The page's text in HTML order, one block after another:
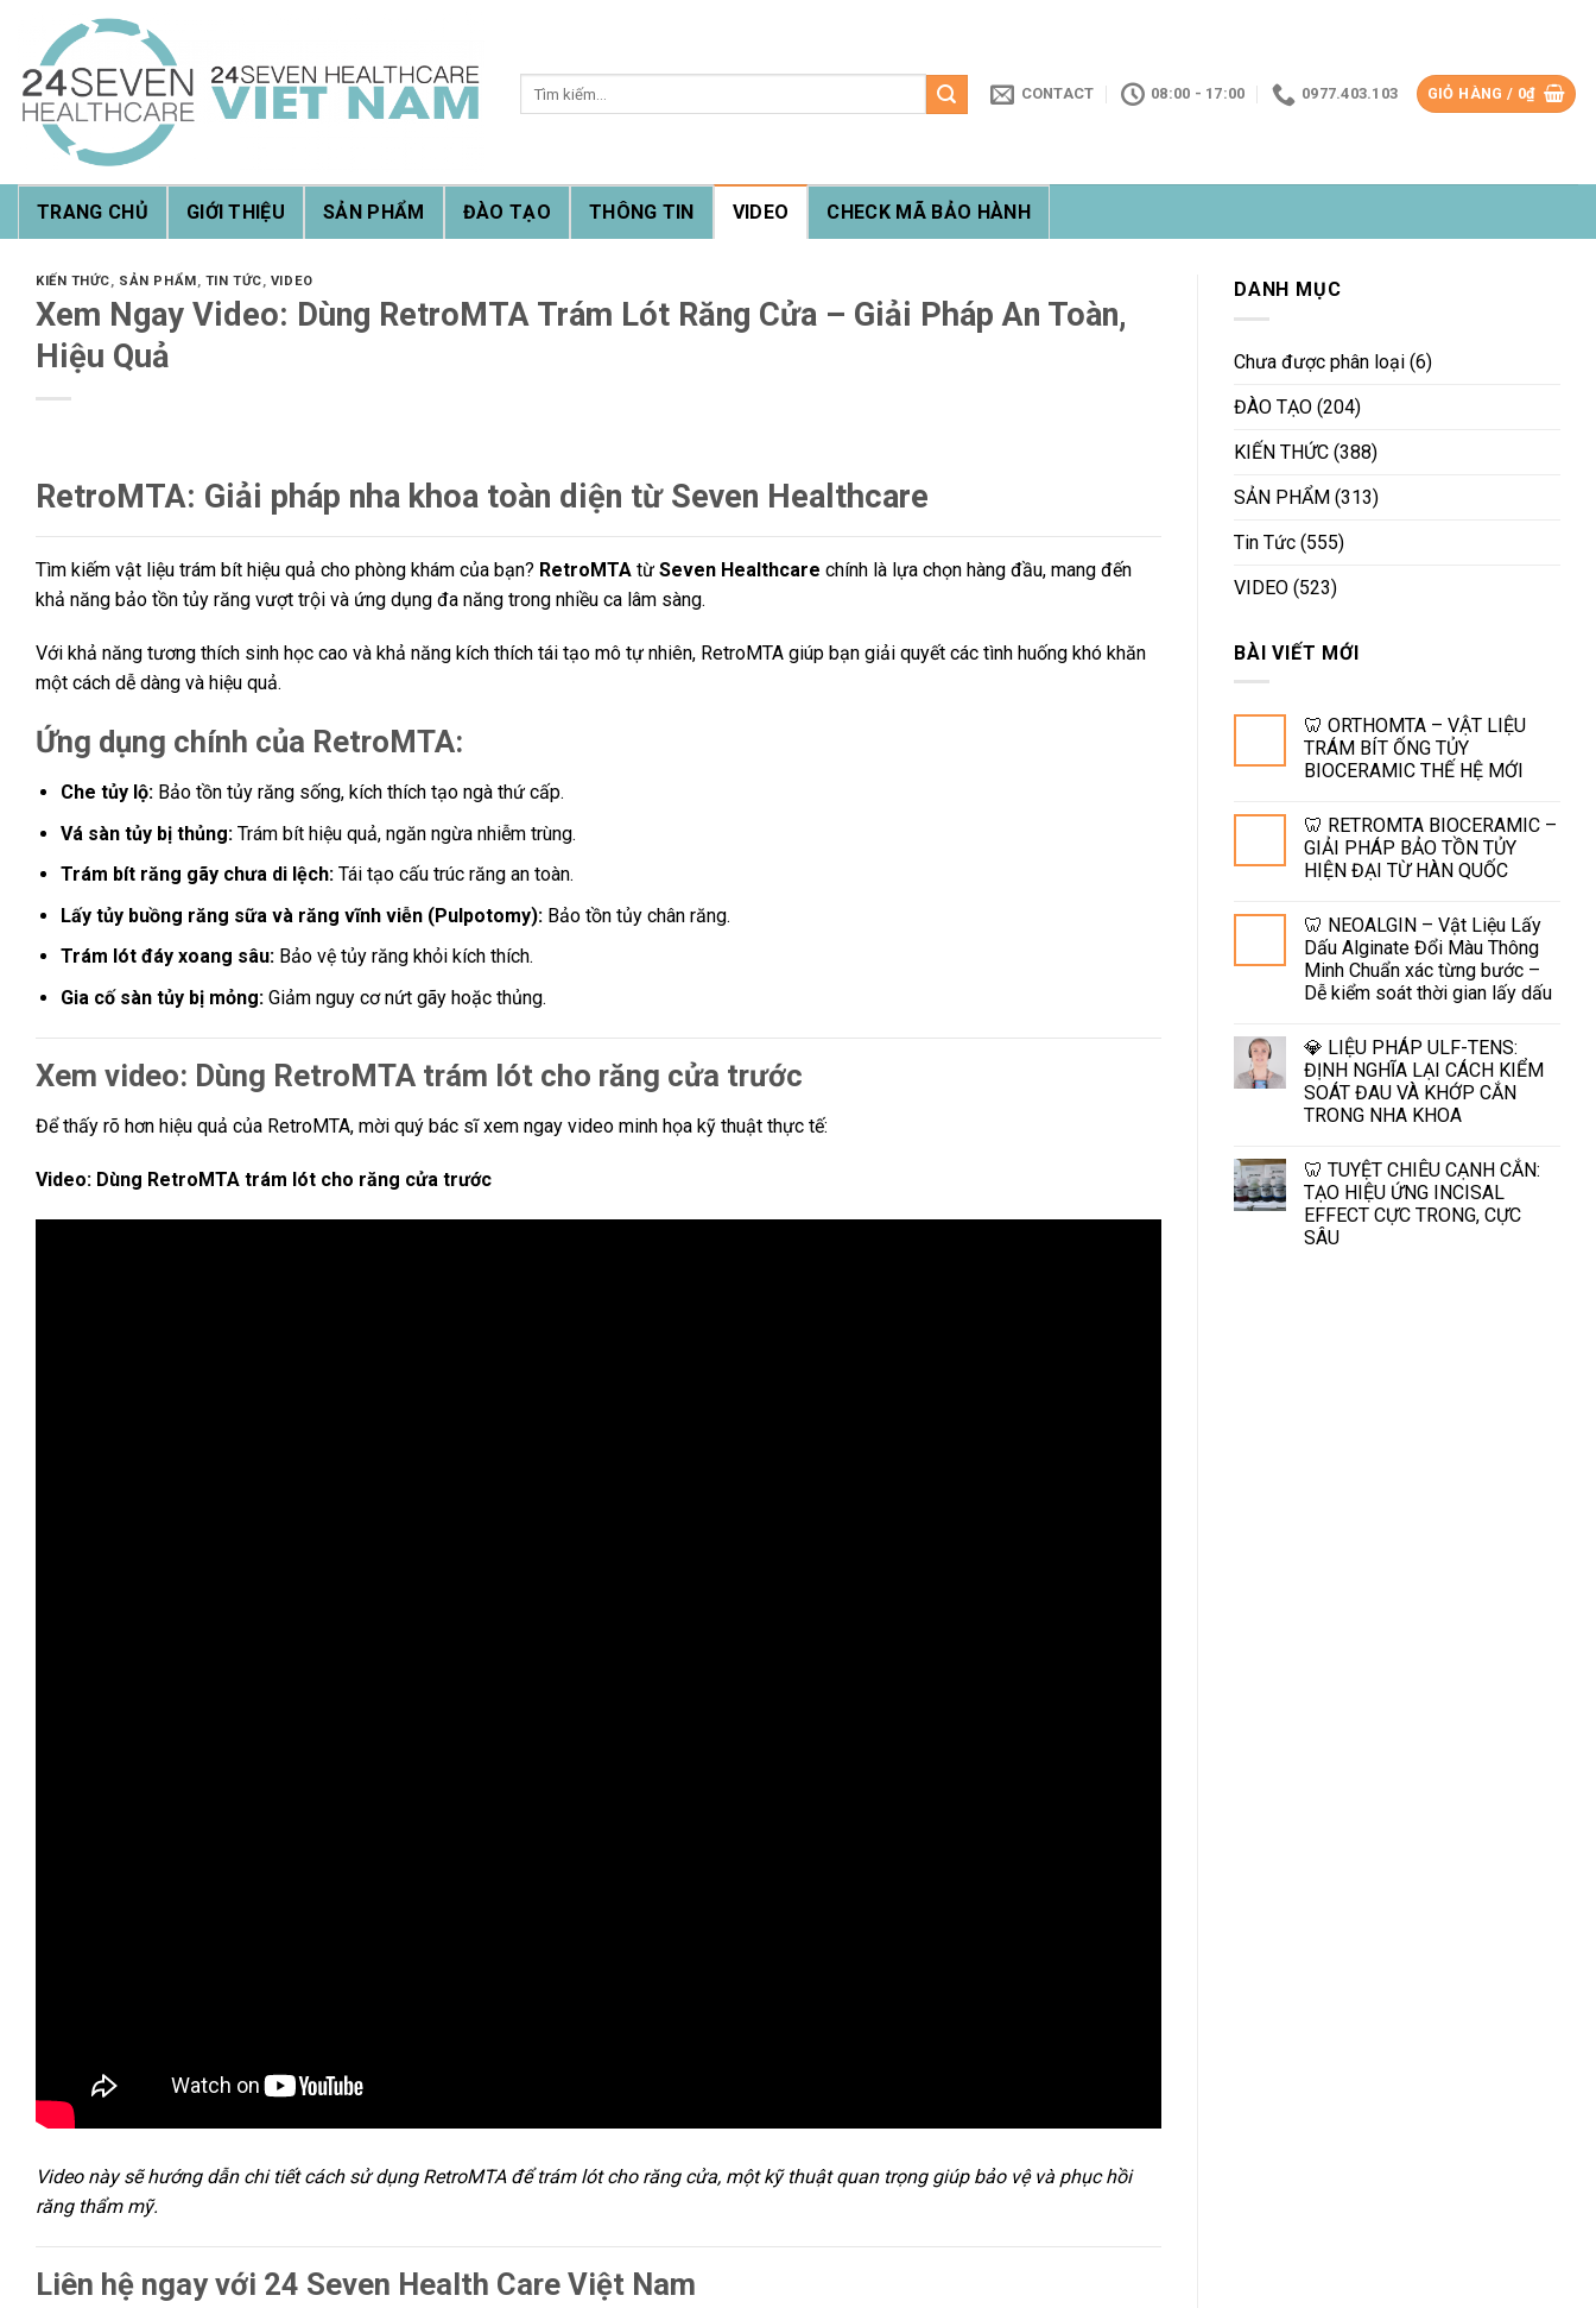
content
CONTACT 08:00 - 17:00 0977.403.103 GIỎ HÀNG / 0₫
TRANG CHỦ GIỚI THIỆU SẢN PHẨM ĐÀO TẠO THÔNG TIN VIDEO CHECK MÃ BẢO HÀNH
KIẾN THỨC, SẢN PHẨM, TIN TỨC, VIDEO
Xem Ngay Video: Dùng RetroMTA Trám Lót Răng Cửa – Giải Pháp An Toàn,
Hiệu Quả
RetroMTA: Giải pháp nha khoa toàn diện từ Seven Healthcare
Tìm kiếm vật liệu trám bít hiệu quả cho phòng khám của bạn? RetroMTA từ Seven Healthcare chính là lựa chọn hàng đầu, mang đến
khả năng bảo tồn tủy răng vượt trội và ứng dụng đa năng trong nhiều ca lâm sàng.
Với khả năng tương thích sinh học cao và khả năng kích thích tái tạo mô tự nhiên, RetroMTA giúp bạn giải quyết các tình huống khó khăn
một cách dễ dàng và hiệu quả.
Ứng dụng chính của RetroMTA:
Che tủy lộ:Bảo tồn tủy răng sống, kích thích tạo ngà thứ cấp.
Vá sàn tủy bị thủng:Trám bít hiệu quả, ngăn ngừa nhiễm trùng.
Trám bít răng gãy chưa di lệch:Tái tạo cấu trúc răng an toàn.
Lấy tủy buồng răng sữa và răng vĩnh viễn (Pulpotomy):Bảo tồn tủy chân răng.
Trám lót đáy xoang sâu:Bảo vệ tủy răng khỏi kích thích.
Gia cố sàn tủy bị mỏng:Giảm nguy cơ nứt gãy hoặc thủng.
Xem video: Dùng RetroMTA trám lót cho răng cửa trước
Để thấy rõ hơn hiệu quả của RetroMTA, mời quý bác sĩ xem ngay video minh họa kỹ thuật thực tế:
Video: Dùng RetroMTA trám lót cho răng cửa trước
Video này sẽ hướng dẫn chi tiết cách sử dụng RetroMTA để trám lót cho răng cửa, một kỹ thuật quan trọng giúp bảo vệ và phục hồi
răng thẩm mỹ.
Liên hệ ngay với 24 Seven Health Care Việt Nam
DANH MỤC
Chưa được phân loại (6)
ĐÀO TẠO (204)
KIẾN THỨC (388)
SẢN PHẨM (313)
Tin Tức (555)
VIDEO (523)
BÀI VIẾT MỚI
🦷 ORTHOMTA – VẬT LIỆU
TRÁM BÍT ỐNG TỦY
BIOCERAMIC THẾ HỆ MỚI
🦷 RETROMTA BIOCERAMIC –
GIẢI PHÁP BẢO TỒN TỦY
HIỆN ĐẠI TỪ HÀN QUỐC
🦷 NEOALGIN – Vật Liệu Lấy
Dấu Alginate Đổi Màu Thông
Minh Chuẩn xác từng bước –
Dễ kiểm soát thời gian lấy dấu
💎 LIỆU PHÁP ULF-TENS:
ĐỊNH NGHĨA LẠI CÁCH KIỂM
SOÁT ĐAU VÀ KHỚP CẮN
TRONG NHA KHOA
🦷 TUYỆT CHIÊU CẠNH CẮN:
TẠO HIỆU ỨNG INCISAL
EFFECT CỰC TRONG, CỰC
SÂU